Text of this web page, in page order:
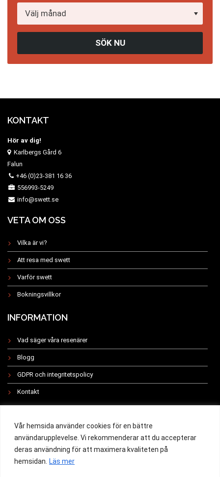
Vår hemsida använder cookies för en bättre
användarupplevelse. Vi rekommenderar att du accepterar
deras användning för att maximera kvaliteten på
hemsidan. Läs mer
SÖK NU
KONTAKT
Hör av dig!
Karlbergs Gård 6
Falun
+46 (0)23-381 16 36
556993-5249
info@swett.se
VETA OM OSS
Vilka är vi?
Att resa med swett
Varför swett
Bokningsvillkor
INFORMATION
Vad säger våra resenärer
Blogg
GDPR och integritetspolicy
Kontakt